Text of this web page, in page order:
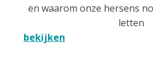
en waarom onze hersens
letten
bekijken